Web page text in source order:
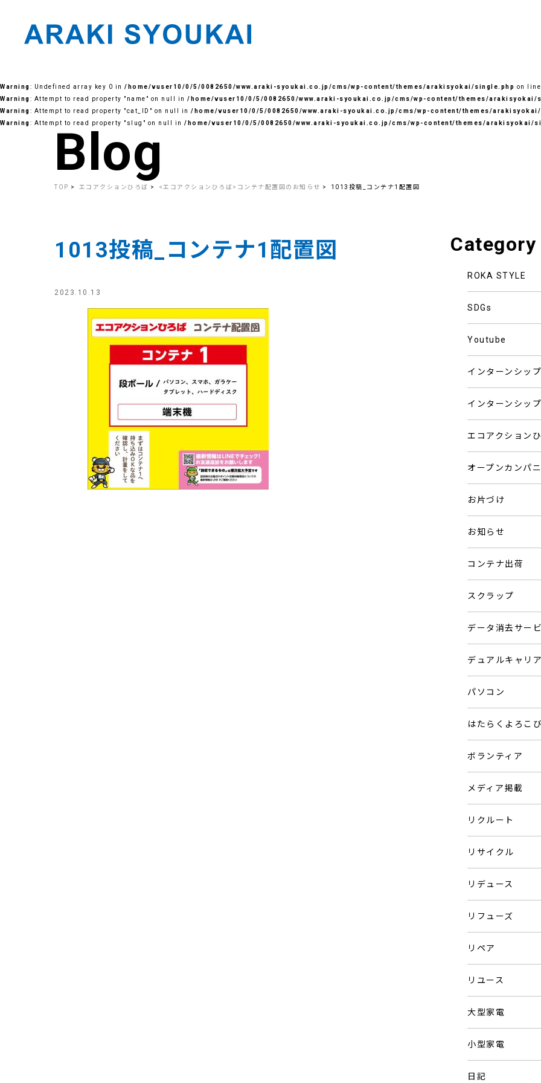
to
content
Warning: Undefined array key 0 in /home/vuser10/0/5/0082650/www.araki-syoukai.co.jp/cms/wp-content/themes/arakisyokai/single.php on line
Warning: Attempt to read property "name" on null in /home/vuser10/0/5/0082650/www.araki-syoukai.co.jp/cms/wp-content/themes/arakisyokai/
Warning: Attempt to read property "cat_ID" on null in /home/vuser10/0/5/0082650/www.araki-syoukai.co.jp/cms/wp-content/themes/
Warning: Attempt to read property "slug" on null in /home/vuser10/0/5/0082650/www.araki-syoukai.co.jp/cms/wp-content/themes/arakisyokai/
Blog
TOP エコアクションひろば <エコアクションひろば>コンテナ配置図のお知らせ 1013投稿_コンテナ1配置図
1013投稿_コンテナ1配置図
2023.10.13
Category
ROKA STYLE
SDGs
Youtube
インターンシップ
インターンシップ
エコアクション
オープンカンパ
お片づけ
お知らせ
コンテナ出荷
スクラップ
データ消去サー
デュアルキャリア
パソコン
はたらくよろこび
ボランティア
メディア掲載
リクルート
リサイクル
リデュース
リフューズ
リペア
リユース
大型家電
小型家電
日記